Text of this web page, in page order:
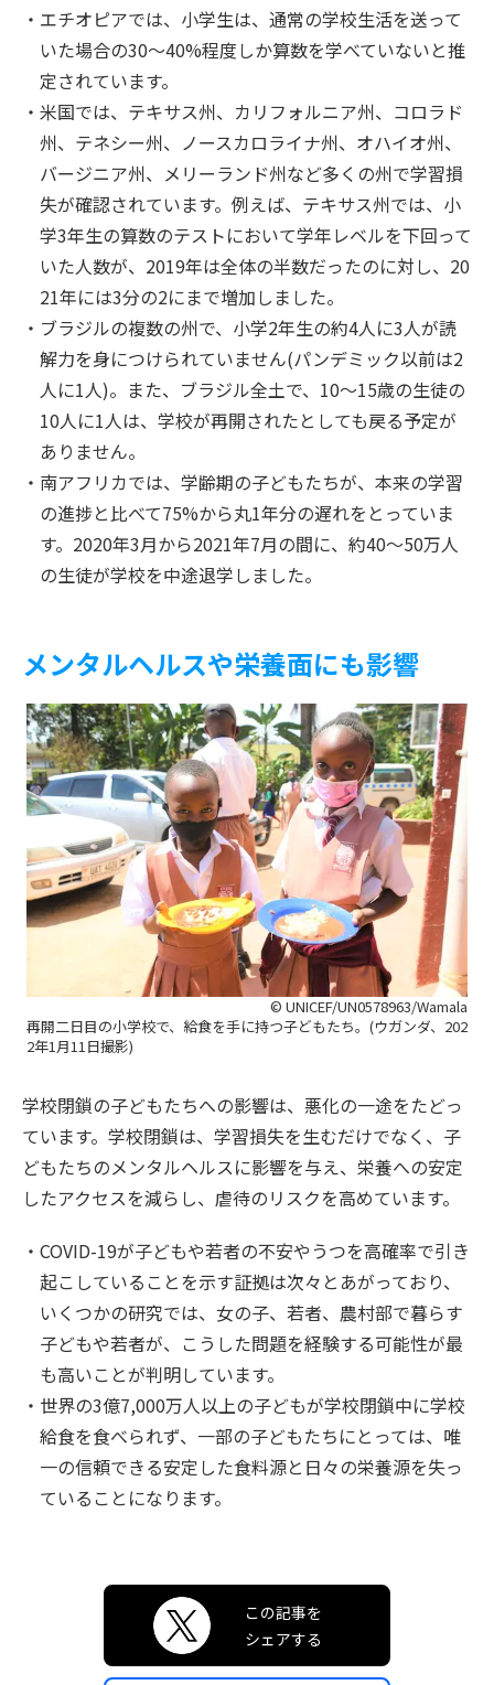
エチオピアでは、小学生は、通常の学校生活を送って
いた場合の30〜40%程度しか算数を学べていないと推
定されています。
米国では、テキサス州、カリフォルニア州、コロラド
州、テネシー州、ノースカロライナ州、オハイオ州、
バージニア州、メリーランド州など多くの州で学習損
失が確認されています。例えば、テキサス州では、小
学3年生の算数のテストにおいて学年レベルを下回って
いた人数が、2019年は全体の半数だったのに対し、20
21年には3分の2にまで増加しました。
ブラジルの複数の州で、小学2年生の約4人に3人が読
解力を身につけられていません(パンデミック以前は2
人に1人)。また、ブラジル全土で、10〜15歳の生徒の
10人に1人は、学校が再開されたとしても戻る予定が
ありません。
南アフリカでは、学齢期の子どもたちが、本来の学習
の進捗と比べて75%から丸1年分の遅れをとっていま
す。2020年3月から2021年7月の間に、約40～50万人
の生徒が学校を中途退学しました。
メンタルヘルスや栄養面にも影響
© UNICEF/UN0578963/Wamala
再開二日目の小学校で、給食を手に持つ子どもたち。(ウガンダ、202
2年1月11日撮影)
学校閉鎖の子どもたちへの影響は、悪化の一途をたどっ
ています。学校閉鎖は、学習損失を生むだけでなく、子
どもたちのメンタルヘルスに影響を与え、栄養への安定
したアクセスを減らし、虐待のリスクを高めています。
COVID-19が子どもや若者の不安やうつを高確率で引き
起こしていることを示す証拠は次々とあがっており、
いくつかの研究では、女の子、若者、農村部で暮らす
子どもや若者が、こうした問題を経験する可能性が最
も高いことが判明しています。
世界の3億7,000万人以上の子どもが学校閉鎖中に学校
給食を食べられず、一部の子どもたちにとっては、唯
一の信頼できる安定した食料源と日々の栄養源を失っ
ていることになります。
この記事を
シェアする